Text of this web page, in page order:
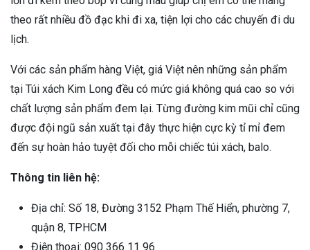
theo rất nhiều đồ đạc khi đi xa, tiện lợi cho các chuyến đi du
lịch.
Với các sản phẩm hàng Việt, giá Việt nên những sản phẩm
tại Túi xách Kim Long đều có mức giá không quá cao so với
chất lượng sản phẩm đem lại. Từng đường kim mũi chỉ cũng
được đội ngũ sản xuất tại đây thực hiện cực kỳ tỉ mỉ đem
đến sự hoàn hảo tuyệt đối cho mỗi chiếc túi xách, balo.
Thông tin liên hệ:
Địa chỉ: Số 18, Đường 3152 Phạm Thế Hiển, phường 7,
quận 8, TPHCM
Điện thoại: 090 366 11 96